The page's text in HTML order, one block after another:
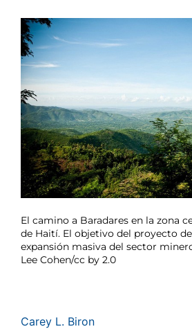
El camino a Baradares en la zona
de Haití. El objetivo del proyecto
expansión masiva del sector
Lee Cohen/cc by 2.0
Carey L. Biron